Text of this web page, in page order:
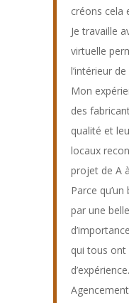
créons cela
Je travaille
virtuelle
l’intérieur
Mon
des
qualité et
locaux
projet de A
Parce
par une
qui tous ont
d’expérience.